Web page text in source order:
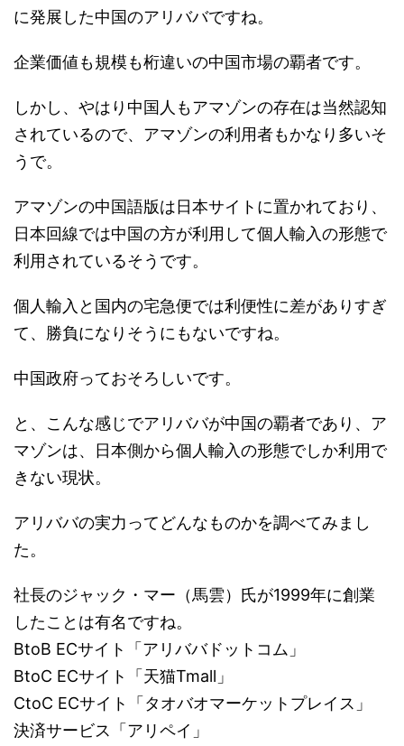
に発展した中国のアリババですね。
企業価値も規模も桁違いの中国市場の覇者です。
しかし、やはり中国人もアマゾンの存在は当然認知
されているので、アマゾンの利用者もかなり多いそ
うで。
アマゾンの中国語版は日本サイトに置かれており、
日本回線では中国の方が利用して個人輸入の形態で
利用されているそうです。
個人輸入と国内の宅急便では利便性に差がありすぎ
て、勝負になりそうにもないですね。
中国政府っておそろしいです。
と、こんな感じでアリババが中国の覇者であり、ア
マゾンは、日本側から個人輸入の形態でしか利用で
きない現状。
アリババの実力ってどんなものかを調べてみまし
た。
社長のジャック・マー（馬雲）氏が1999年に創業
したことは有名ですね。
BtoB ECサイト「アリババドットコム」
BtoC ECサイト「天猫Tmall」
CtoC ECサイト「タオバオマーケットプレイス」
決済サービス「アリペイ」